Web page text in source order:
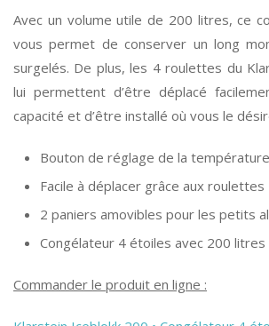
Avec un volume utile de 200 litres, ce
vous permet de conserver un long
surgelés. De plus, les 4 roulettes du
lui permettent d’être déplacé
capacité et d’être installé où vous le
Bouton de réglage de la
Facile à déplacer grâce aux roulettes
2 paniers amovibles pour les petits
Congélateur 4 étoiles avec 200 litres
Commander le produit en ligne :